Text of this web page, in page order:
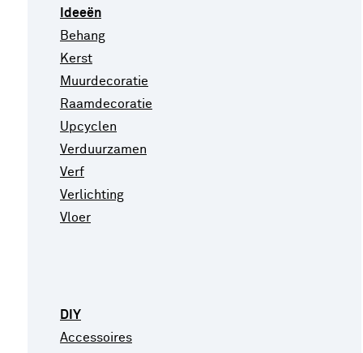
Ideeën
Behang
Kerst
Muurdecoratie
Raamdecoratie
Upcyclen
Verduurzamen
Verf
Verlichting
Vloer
DIY
Accessoires